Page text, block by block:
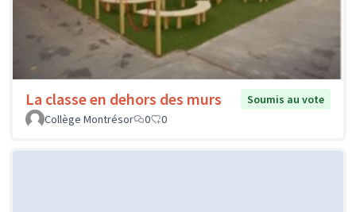
La classe en dehors des murs
Soumis au vote
Collège Montrésor
0 0